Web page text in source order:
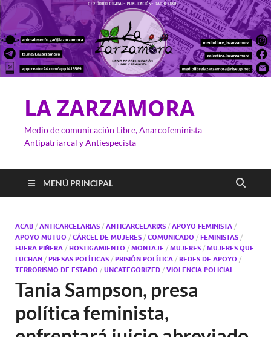
LA ZARZAMORA
Medio de comunicación Libre, Anarcofeminista
Antipatriarcal y Antiespecista
MENÚ PRINCIPAL
ACAB / ANTICARCELARIAS / ANTICARCELARIXS / APOYO FEMINISTA /
APOYO MUTUO / CÁRCEL DE MUJERES / COMUNICADO / FEMINISTAS /
FUERA PIÑERA / HOSTIGAMIENTO / MONTAJE / MUJERES / MUJERES QUE
LUCHAN / PRESAS POLÍTICAS / PRISIÓN POLÍTICA / REDES DE APOYO /
TERRORISMO DE ESTADO / UNCATEGORIZED / VIOLENCIA POLICIAL
Tania Sampson, presa
política feminista,